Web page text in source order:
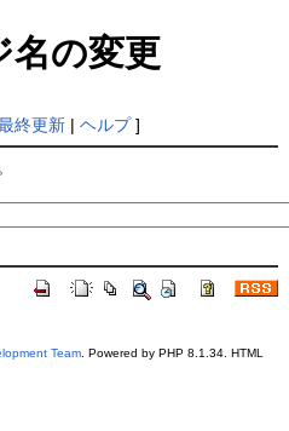
名の変更
終更新| ヘルプ]
Team. Powered by PHP 8.1.34. HTML